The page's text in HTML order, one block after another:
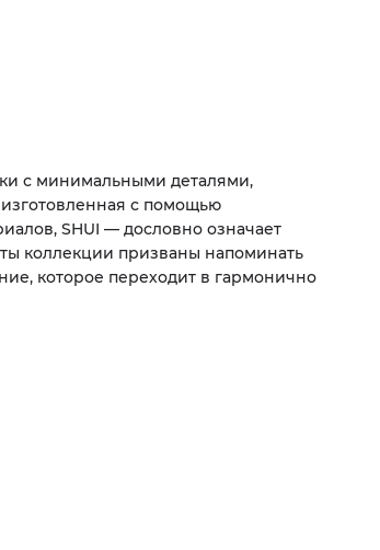
с минимальными деталями,
с помощью
SHUI — дословно означает
коллекции призваны напоминать
которое переходит в гармонично